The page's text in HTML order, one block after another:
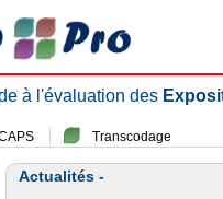
à l'évaluation des
Transcodage
Actualités -